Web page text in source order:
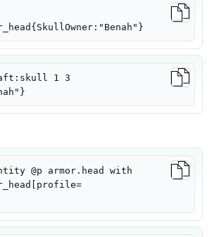
1 3
@p armor.head with